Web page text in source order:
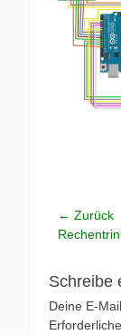
← Zurück
Vorheriger
Schreibe
Deine E-